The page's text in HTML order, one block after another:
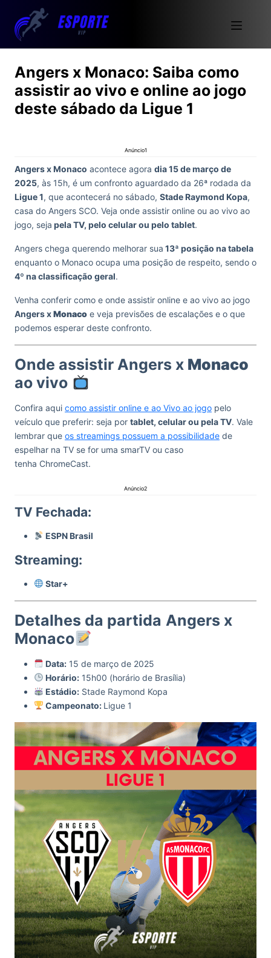
Angers x Monaco: Saiba como
assistir ao vivo e online ao jogo
deste sábado da Ligue 1
Anúncio1
Angers x Monaco acontece agora dia 15 de março de
2025, às 15h, é um confronto aguardado da 26ª rodada da
Ligue 1, que acontecerá no sábado, Stade Raymond Kopa,
casa do Angers SCO. Veja onde assistir online ou ao vivo ao
jogo, seja pela TV, pelo celular ou pelo tablet.
Angers chega querendo melhorar sua 13ª posição na tabela
enquanto o Monaco ocupa uma posição de respeito, sendo o
4º na classificação geral.
Venha conferir como e onde assistir online e ao vivo ao jogo
Angers xMonaco e veja previsões de escalações e o que
podemos esperar deste confronto.
Onde assistir Angers x Monaco
ao vivo
Confira aqui como assistir online e ao Vivo ao jogo pelo
veículo que preferir: seja por tablet, celular ou pela TV. Vale
lembrar que os streamings possuem a possibilidade de
espelhar na TV se for uma smarTV ou caso
tenha ChromeCast.
Anúncio2
TV Fechada:
ESPN Brasil
Streaming:
Star+
Detalhes da partida Angers x
Monaco
Data:15 de março de 2025
Horário:15h00 (horário de Brasília)
Estádio:Stade Raymond Kopa
Campeonato: Ligue 1